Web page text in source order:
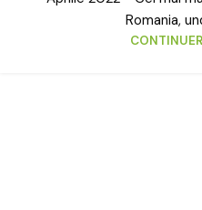
Romania,